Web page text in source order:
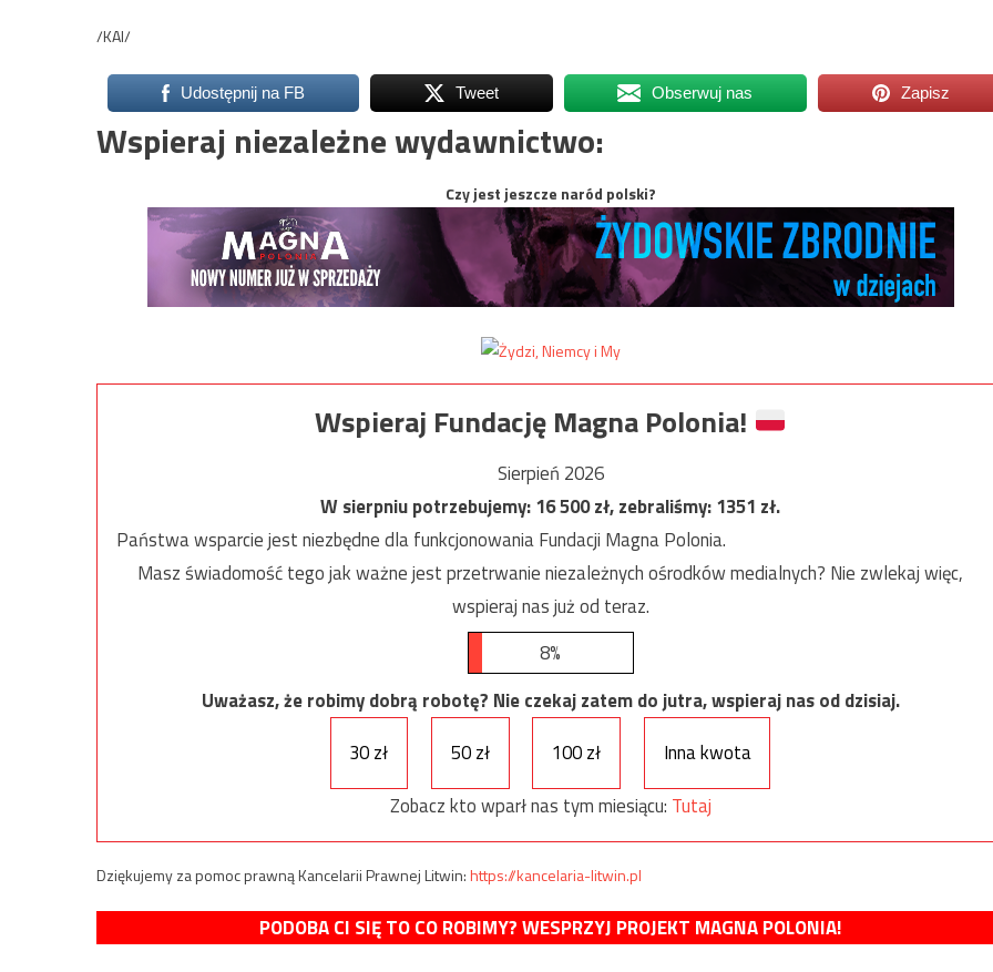
/KAI/
Udostępnij na FB Tweet Obserwuj nas Zapisz
Wspieraj niezależne wydawnictwo:
Czy jest jeszcze naród polski?
Wspieraj Fundację Magna Polonia!
Sierpień 2026
W sierpniu potrzebujemy:16 500zł, zebraliśmy:1351 zł.
Państwa wsparcie jest niezbędne dla funkcjonowania Fundacji Magna Polonia.
Masz świadomość tego jak ważne jest przetrwanie niezależnych ośrodków medialnych? Nie zwlekaj więc,
wspieraj nas już od teraz.
8%
Uważasz, że robimy dobrą robotę? Nie czekaj zatem do jutra, wspieraj nas od dzisiaj.
30 zł
50 zł 100 zł
Inna kwota
Zobacz kto wparł nas tym miesiącu: Tutaj
Dziękujemy za pomoc prawną Kancelarii Prawnej Litwin:https://kancelaria-litwin.pl
PODOBA CI SIĘ TO CO ROBIMY? WESPRZYJ PROJEKT MAGNA POLONIA!